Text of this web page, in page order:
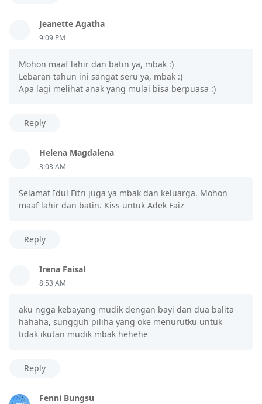
Jeanette Agatha
9:09 PM
Mohon maaf lahir dan batin ya, mbak :)
Lebaran tahun ini sangat seru ya, mbak :)
Apa lagi melihat anak yang mulai bisa berpuasa :)
Reply
Helena Magdalena
3:03 AM
Selamat Idul Fitri juga ya mbak dan keluarga. Mohon
maaf lahir dan batin. Kiss untuk Adek Faiz
Reply
Irena Faisal
8:53 AM
aku ngga kebayang mudik dengan bayi dan dua balita
hahaha, sungguh piliha yang oke menurutku untuk
tidak ikutan mudik mbak hehehe
Reply
Fenni Bungsu